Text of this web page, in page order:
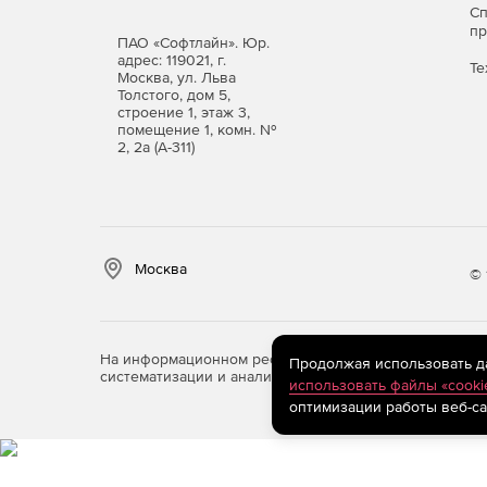
Поиск в смете и актах.
Фильтр во всех справочниках.
Автоматический расчет массы строительного
ПАО «Софтлайн». Юр.
адрес: 119021, г.
Москва, ул. Льва
Толстого, дом 5,
строение 1, этаж 3,
помещение 1, комн. №
2, 2а (А-311)
Москва ©
На информационном ресурсе store.softline.ru
систематизации и анализа сведений, относящихся
Продолжая использовать
использовать файлы
оптимизации работы веб-